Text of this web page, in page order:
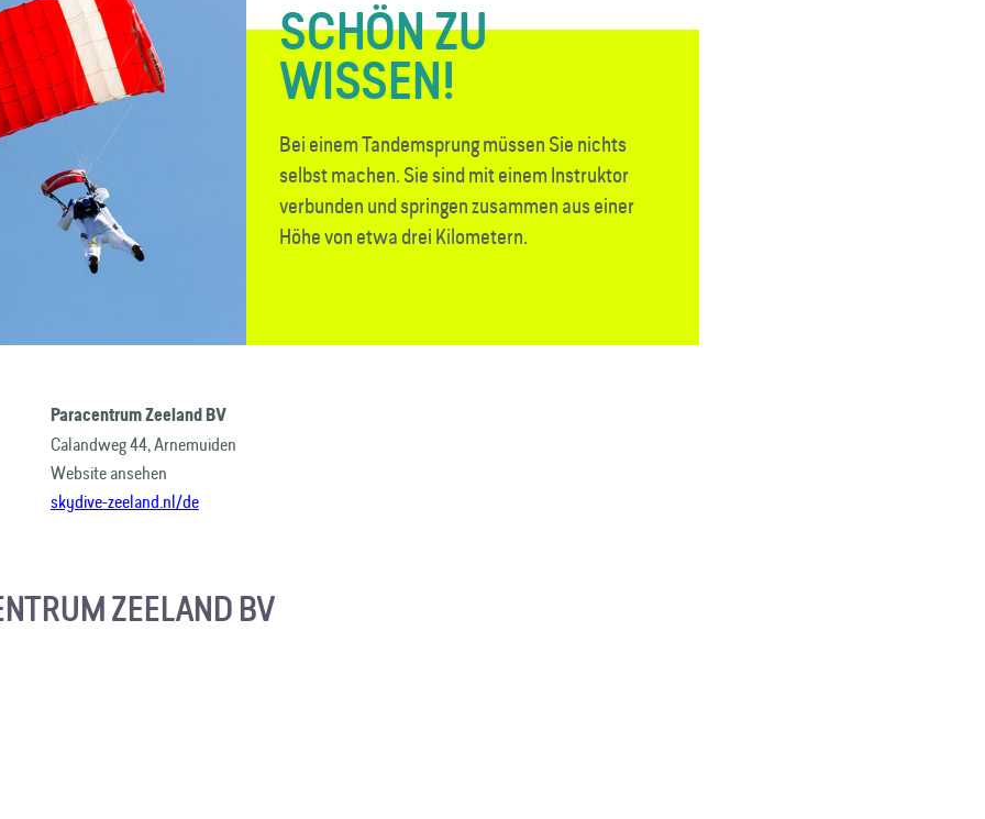
SCHÖN ZU
WISSEN!
Bei einem Tandemsprung müssen Sie nichts
selbst machen. Sie sind mit einem Instruktor
verbunden und springen zusammen aus einer
Höhe von etwa drei Kilometern.
Paracentrum Zeeland BV
Calandweg 44, Arnemuiden
Website ansehen
skydive-zeeland.nl/de
ZEELAND BV